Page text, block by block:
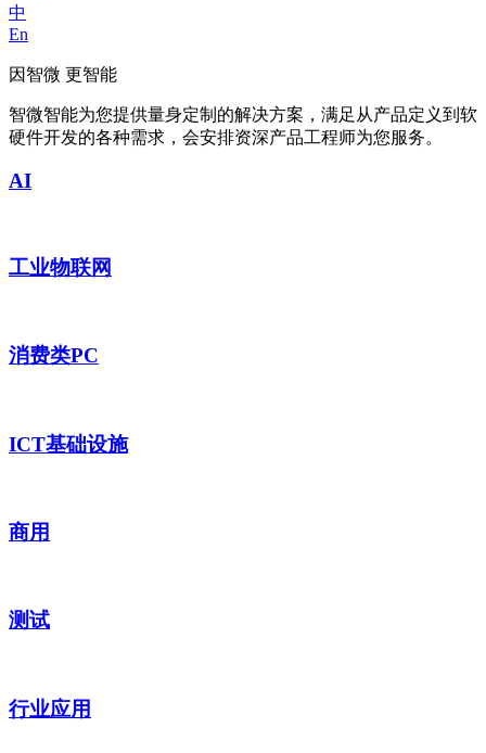
中
En
因智微 更智能
智微智能为您提供量身定制的解决方案，满足从产品定义到软
硬件开发的各种需求，会安排资深产品工程师为您服务。
AI
工业物联网
消费类PC
ICT基础设施
商用
测试
行业应用